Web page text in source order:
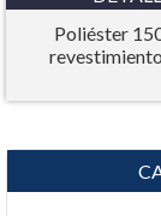
Poliéster